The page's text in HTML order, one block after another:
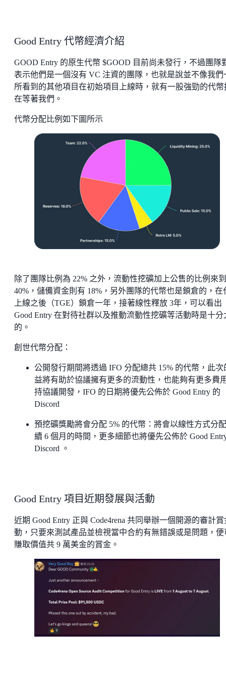
Good Entry 代幣經濟介紹
GOOD Entry 的原生代幣 $GOOD 目前尚未發行，不過團隊
表示他們是一個沒有 VC 注資的團隊，也就是說並不像我們
所看到的其他項目在初始項目上線時，就有一股強勁的代幣
在等著我們。
代幣分配比例如下圖所示
除了團隊比例為 22% 之外，流動性挖礦加上公售的比例來
40%，儲備資金則有 18%，另外團隊的代幣也是鎖倉的，在
上線之後（TGE）鎖倉一年，接著線性釋放 3年，可以看出
Good Entry 在對待社群以及推動流動性挖礦等活動時是十分
的。
創世代幣分配：
公開發行期間將透過 IFO 分配總共 15% 的代幣，此次
益將有助於協議擁有更多的流動性，也能夠有更多費
持協議開發，IFO 的日期將優先公佈於 Good Entry 的
Discord
預挖礦獎勵將會分配 5% 的代幣：將會以線性方式分
續 6 個月的時間，更多細節也將優先公佈於 Good
Discord 。
Good Entry 項目近期發展與活動
近期 Good Entry 正與 Code4rena 共同舉辦一個開源的審計
動，只要來測試產品並檢視當中合約有無錯誤或是問題，便
賺取價值共 9 萬美金的賞金。